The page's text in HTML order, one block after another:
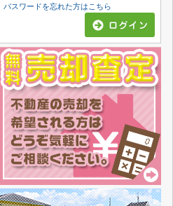
パスワードを忘れた方はこちら